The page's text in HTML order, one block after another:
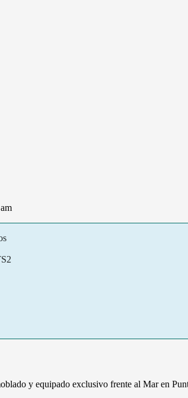
y equipado exclusivo frente al Mar en